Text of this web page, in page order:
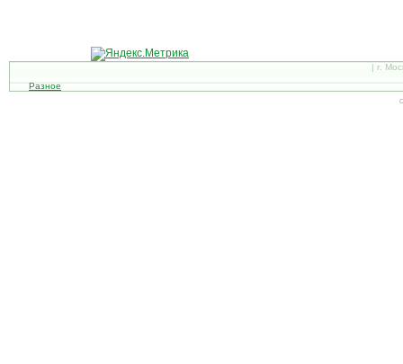
| г.
Разное